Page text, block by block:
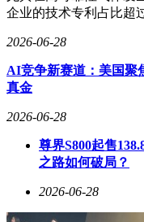
企业的技术专利占比超
2026-06-28
AI竞争新赛道：美国聚
真金
2026-06-28
尊界S800起售
之路如何破局？
2026-06-28